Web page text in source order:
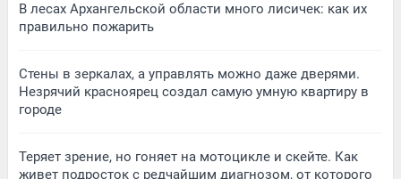
В лесах Архангельской области много лисичек: как их
правильно пожарить
Стены в зеркалах, а управлять можно даже дверями.
Незрячий красноярец создал самую умную квартиру в
городе
Теряет зрение, но гоняет на мотоцикле и скейте. Как
живет подросток с редчайшим диагнозом, от которого